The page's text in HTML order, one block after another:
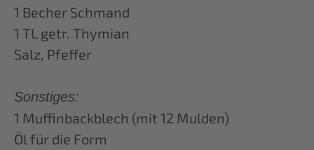
1 Becher Schmand
1 TL getr. Thymian
Salz, Pfeffer
Sonstiges:
1 Muffinbackblech (mit 12 Mulden)
Öl für die Form